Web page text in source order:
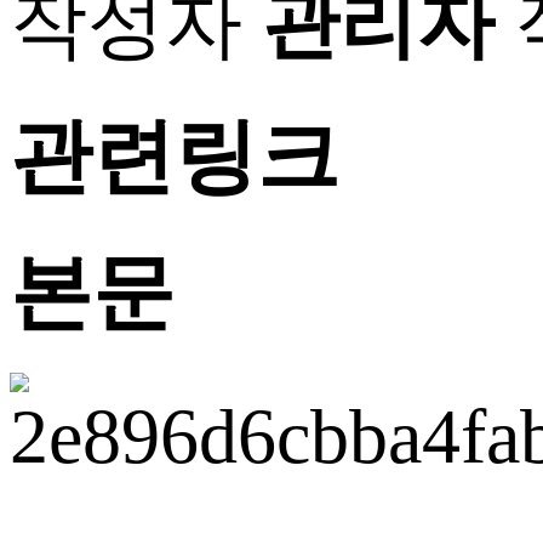
작성자 관리자
관련링크
본문